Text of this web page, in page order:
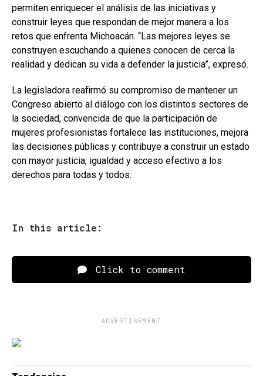
permiten enriquecer el análisis de las iniciativas y
construir leyes que respondan de mejor manera a los
retos que enfrenta Michoacán. “Las mejores leyes se
construyen escuchando a quienes conocen de cerca la
realidad y dedican su vida a defender la justicia”, expresó.
La legisladora reafirmó su compromiso de mantener un
Congreso abierto al diálogo con los distintos sectores de
la sociedad, convencida de que la participación de
mujeres profesionistas fortalece las instituciones, mejora
las decisiones públicas y contribuye a construir un estado
con mayor justicia, igualdad y acceso efectivo a los
derechos para todas y todos.
In this article:
Click to comment
ADVERTISEMENT